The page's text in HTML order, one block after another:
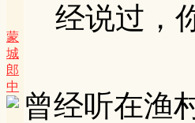
蒙
城
郎
中
经说过，
曾经听在渔